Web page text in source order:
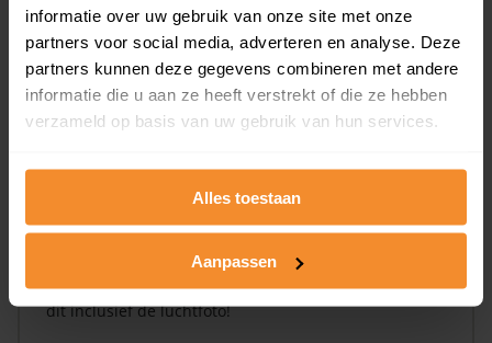
informatie over uw gebruik van onze site met onze
partners voor social media, adverteren en analyse. Deze
partners kunnen deze gegevens combineren met andere
informatie die u aan ze heeft verstrekt of die ze hebben
verzameld op basis van uw gebruik van hun services.
Alles toestaan
Aanpassen
Bekijk product
Direct leverbaar
Kadastrale kaart pakket
Alleen globale ligging perceel
Een uitgebreid overzicht van het perceel en
omliggende percelen met de kadastrale erfgrenzen,
dit inclusief de luchtfoto!